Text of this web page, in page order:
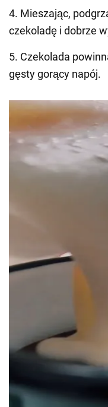
4. Mieszając,
czekoladę i dobrze
5. Czekolada
gęsty gorący napój.